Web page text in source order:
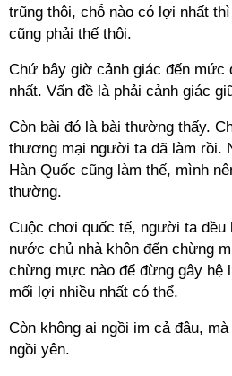
trũng thôi, chỗ nào có lợi nhất
cũng phải thế thôi.
Chứ bây giờ cảnh giác đến mức
nhất. Vấn đề là phải cảnh giác
Còn bài đó là bài thường thấy.
thương mại người ta đã làm rồi.
Hàn Quốc cũng làm thế, mình
thường.
Cuộc chơi quốc tế, người ta đều
nước chủ nhà khôn đến chừng
chừng mực nào để đừng gây hệ
mối lợi nhiều nhất có thể.
Còn không ai ngồi im cả đâu,
ngồi yên.